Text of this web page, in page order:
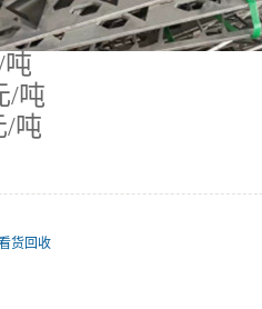
吨
/吨
/吨
货回收